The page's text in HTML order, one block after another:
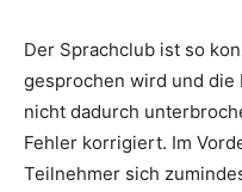
Der Sprachclub ist so
gesprochen wird und die
nicht dadurch
Fehler korrigiert. Im
Teilnehmer sich